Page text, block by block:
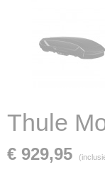
Thule
€ 929,95